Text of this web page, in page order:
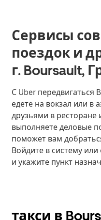
Сервисы
поездок и
г. Boursault,
С Uber передвигаться
едете на вокзал или в
друзьями в
выполняете деловые
поможет вам
Войдите в систему
и укажите пункт
такси в